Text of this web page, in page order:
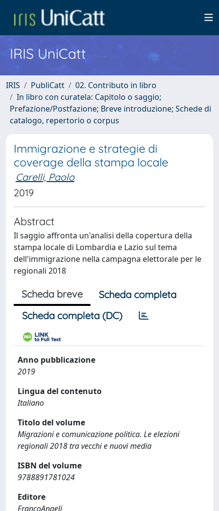
IRIS UniCatt
IRIS PubliCatt
02. Contributo in libro
In libro con curatela: Capitolo o saggio;
Prefazione/Postfazione; Breve introduzione; Schede di
catalogo, repertorio o corpus
Immigrazione e strategie di
coverage della stampa locale
Carelli, Paolo
2019
Abstract
Il saggio affronta un'analisi della copertura della
stampa locale di Lombardia e Lazio sul tema
dell'immigrazione nella campagna elettorale per le
regionali 2018
Scheda breve
Scheda completa
Scheda completa (DC)
Anno pubblicazione
2019
Lingua del contenuto
Italiano
Titolo del volume
Migrazioni e comunicazione politica. Le elezioni
regionali 2018 tra vecchi e nuovi media
ISBN del volume
9788891781024
Editore
FrancoAngeli